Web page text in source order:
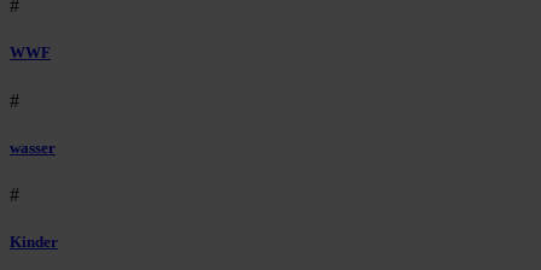
#
WWF
#
wasser
#
Kinder